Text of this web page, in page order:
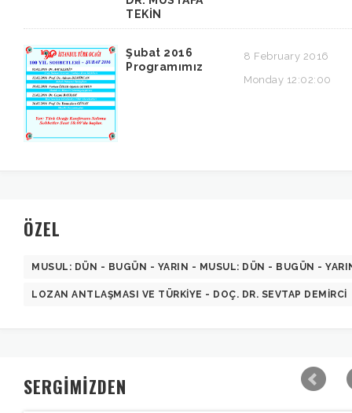
TEKİN
Şubat 2016
Programımız
8 February 2016
Monday 12:02:00
ÖZEL
MUSUL: DÜN - BUGÜN - YARIN - MUSUL: DÜN - BUGÜN -
LOZAN ANTLAŞMASI VE TÜRKIYE - DOÇ. DR. SEVTAP DEMIRCI
SERGİMİZDEN